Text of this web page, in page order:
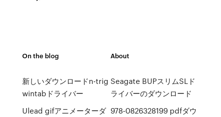
On the blog
新しいダウンロードn-trig
wintabドライバー
Ulead gifアニメーターダ
About
Seagate BUPスリムSLド
ライバーのダウンロード
978-0826328199 pdfダウ